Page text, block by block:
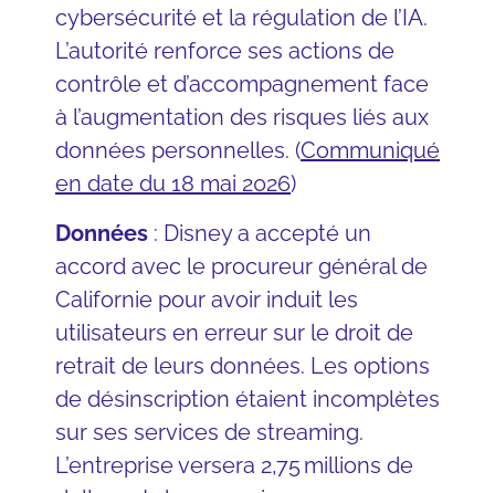
cybersécurité et la régulation de l’IA.
L’autorité renforce ses actions de
contrôle et d’accompagnement face
à l’augmentation des risques liés aux
données personnelles. (Communiqué
en date du 18 mai 2026)
Données : Disney a accepté un
accord avec le procureur général de
Californie pour avoir induit les
utilisateurs en erreur sur le droit de
retrait de leurs données. Les options
de désinscription étaient incomplètes
sur ses services de streaming.
L’entreprise versera 2,75 millions de